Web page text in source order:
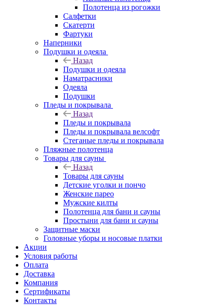
Полотенца из рогожки
Салфетки
Скатерти
Фартуки
Наперники
Подушки и одеяла
Назад
Подушки и одеяла
Наматрасники
Одеяла
Подушки
Пледы и покрывала
Назад
Пледы и покрывала
Пледы и покрывала велсофт
Стеганые пледы и покрывала
Пляжные полотенца
Товары для сауны
Назад
Товары для сауны
Детские уголки и пончо
Женские парео
Мужские килты
Полотенца для бани и сауны
Простыни для бани и сауны
Защитные маски
Головные уборы и носовые платки
Акции
Условия работы
Оплата
Доставка
Компания
Сертификаты
Контакты